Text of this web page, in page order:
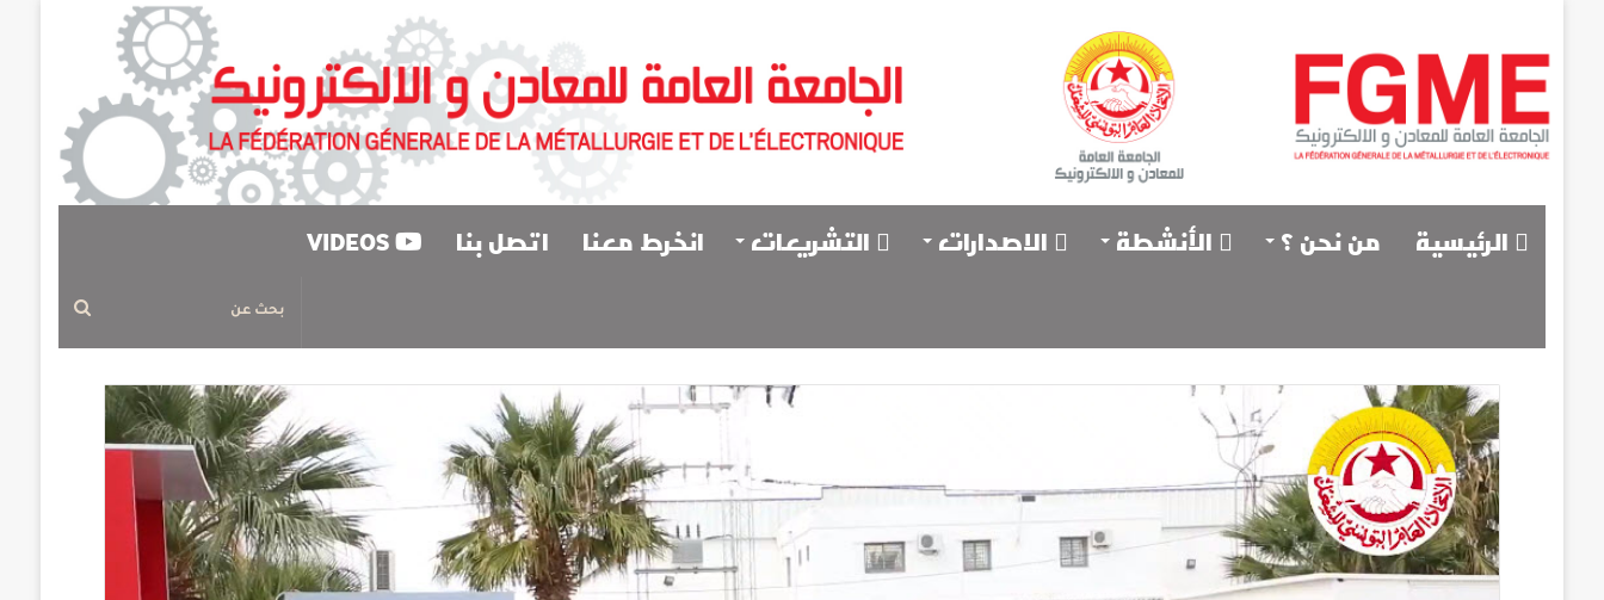
الرئيسية من نحن ؟ الأنشطة الاصدارات التشريعات انخرط معنا اتصل بنا VIDEOS